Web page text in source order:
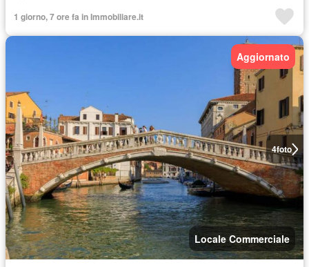
1 giorno, 7 ore fa in Immobiliare.it
4foto
Aggiornato
Locale Commerciale